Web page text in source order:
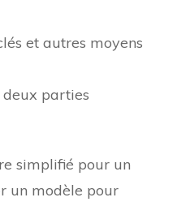
et autres moyens
parties
simplifié pour un
un modèle pour